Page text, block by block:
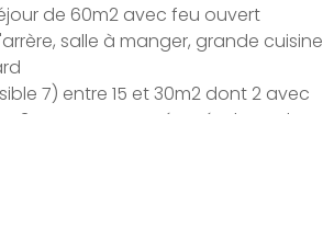
de 60m2 avec feu ouvert
salle à manger, grande cuisine
7) entre 15 et 30m2 dont 2 avec
3 avec wc, 1 wc séparé, placard,